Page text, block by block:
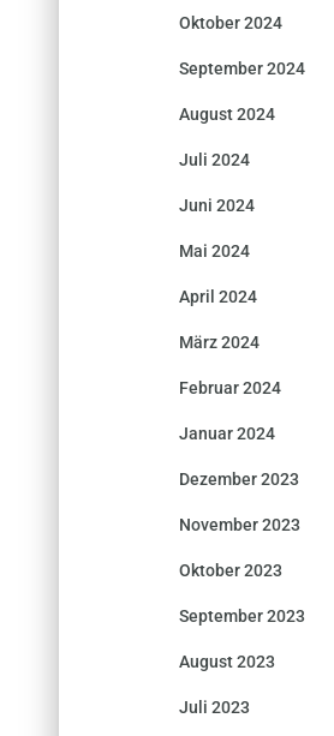
Oktober 2024
September 2024
August 2024
Juli 2024
Juni 2024
Mai 2024
April 2024
März 2024
Februar 2024
Januar 2024
Dezember 2023
November 2023
Oktober 2023
September 2023
August 2023
Juli 2023